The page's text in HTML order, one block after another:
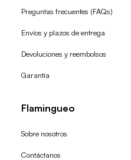
Preguntas frecuentes (FAQs)
Envíos y plazos de entrega
Devoluciones y reembolsos
Garantía
Flamingueo
Sobre nosotros
Contáctanos